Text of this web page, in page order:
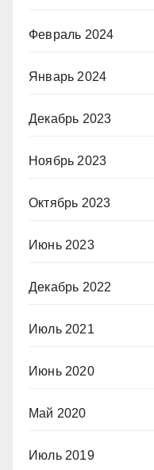
Февраль 2024
Январь 2024
Декабрь 2023
Ноябрь 2023
Октябрь 2023
Июнь 2023
Декабрь 2022
Июль 2021
Июнь 2020
Май 2020
Июль 2019